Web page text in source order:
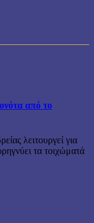
από το
λειτουργεί για
τα τοιχώματά